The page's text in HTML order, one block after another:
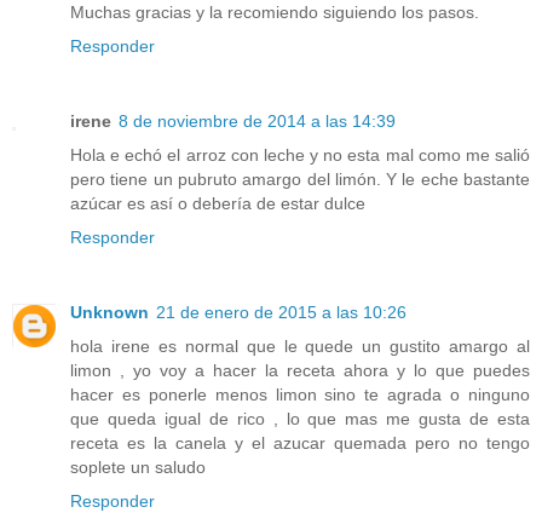
Muchas gracias y la recomiendo siguiendo los pasos.
Responder
irene 8 de noviembre de 2014 a las 14:39
Hola e echó el arroz con leche y no esta mal como me salió
pero tiene un pubruto amargo del limón. Y le eche bastante
azúcar es así o debería de estar dulce
Responder
Unknown 21 de enero de 2015 a las 10:26
hola irene es normal que le quede un gustito amargo al
limon , yo voy a hacer la receta ahora y lo que puedes
hacer es ponerle menos limon sino te agrada o ninguno
que queda igual de rico , lo que mas me gusta de esta
receta es la canela y el azucar quemada pero no tengo
soplete un saludo
Responder